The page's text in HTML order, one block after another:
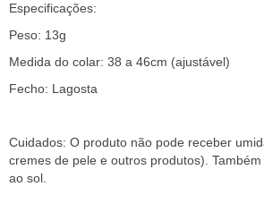
Especificações:
Peso: 13g
Medida do colar: 38 a 46cm (ajustável)
Fecho: Lagosta
Cuidados: O produto não pode receber
cremes de pele e outros produtos).
ao sol.